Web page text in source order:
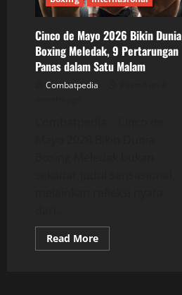
Cinco de Mayo 2026 Bikin Dunia
Boxing Meledak, 9 Pertarungan
Panas dalam Satu Malam
Combatpedia
Read MoreRead
more